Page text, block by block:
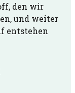
den wir
und weiter
entstehen